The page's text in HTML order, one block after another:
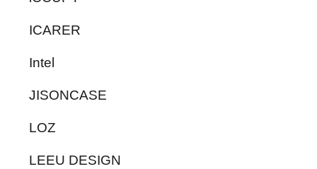
ICARER
Intel
JISONCASE
LOZ
LEEU DESIGN